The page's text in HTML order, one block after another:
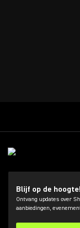
Blijf op de hoogte!
Ontvang updates over
aanbiedingen,